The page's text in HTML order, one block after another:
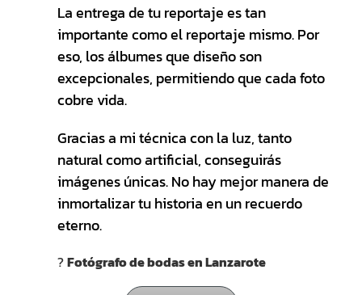
La entrega de tu reportaje es tan
importante como el reportaje mismo. Por
eso, los álbumes que diseño son
excepcionales, permitiendo que cada foto
cobre vida.
Gracias a mi técnica con la luz, tanto
natural como artificial, conseguirás
imágenes únicas. No hay mejor manera de
inmortalizar tu historia en un recuerdo
eterno.
?Fotógrafo de bodas en Lanzarote